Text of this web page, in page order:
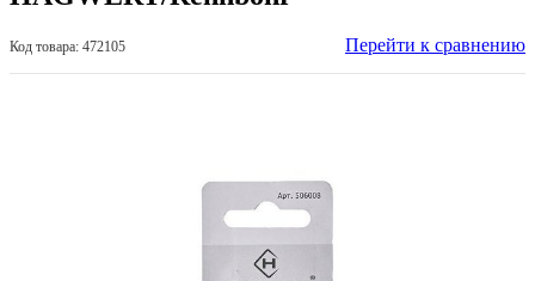
Код товара: 472105 Перейти к сравнению